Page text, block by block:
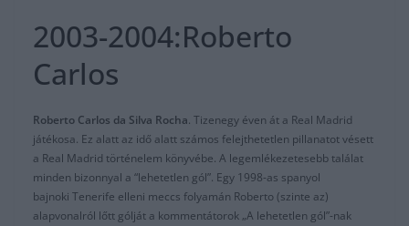
2003-2004:Roberto
Carlos
Roberto Carlos da Silva Rocha. Tizenegy éven át a Real Madrid
játékosa. Ez alatt az idő alatt számos felejthetetlen pillanatot vésett
a Real Madrid történelem könyvébe. A legemlékezetesebb találat
minden bizonnyal a “lehetetlen gól”. Egy 1998-as spanyol
bajnoki Tenerife elleni meccs folyamán Roberto (szinte az)
alapvonalról lőtt gólját a kommentátorok „A lehetetlen gól”-nak